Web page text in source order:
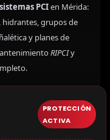
sistemas PCIen Mérida:
hidrantes, grupos de
y planes de
RIPCIy
PROTECCIÓN
ACTIVA